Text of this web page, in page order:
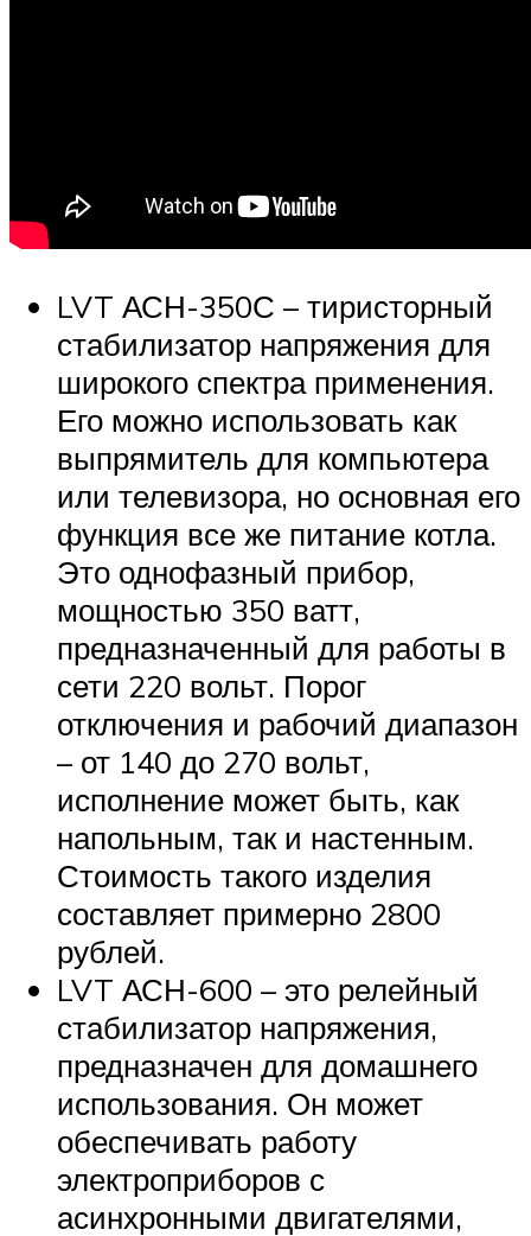
LVT АСН-350С – тиристорный
стабилизатор напряжения для
широкого спектра применения.
Его можно использовать как
выпрямитель для компьютера
или телевизора, но основная его
функция все же питание котла.
Это однофазный прибор,
мощностью 350 ватт,
предназначенный для работы в
сети 220 вольт. Порог
отключения и рабочий диапазон
– от 140 до 270 вольт,
исполнение может быть, как
напольным, так и настенным.
Стоимость такого изделия
составляет примерно 2800
рублей.
LVT АСН-600 – это релейный
стабилизатор напряжения,
предназначен для домашнего
использования. Он может
обеспечивать работу
электроприборов с
асинхронными двигателями,